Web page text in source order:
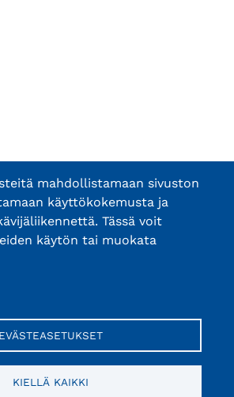
mahdollistamaan sivuston
käyttökokemusta ja
Tässä voit
käytön tai muokata
EVÄSTEASETUKSET
KIELLÄ KAIKKI